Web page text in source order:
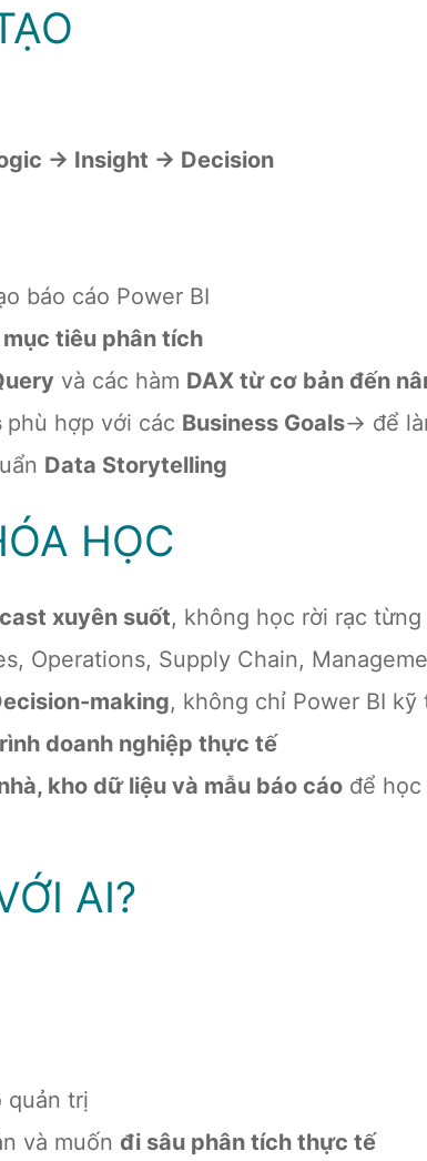
→ Insight → Decision
báo cáo Power BI
tiêu phân tích
và các hàm DAX từ cơ bản đến
phù hợp với các Business Goals→ để
Data Storytelling
HỌC
xuyên suốt, không học rời rạc
Operations, Supply Chain,
making, không chỉ Power BI kỹ
doanh nghiệp thực tế
kho dữ liệu và mẫu báo cáo để
AI?
quản trị
và muốn đi sâu phân tích thực tế